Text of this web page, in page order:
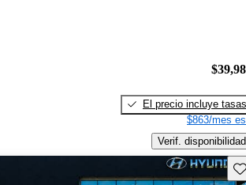
El precio incluye tasas
$863/mes
Verif. disponibilidad